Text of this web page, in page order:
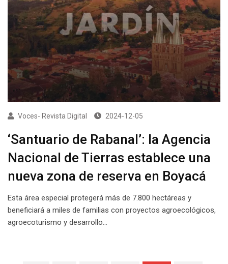
Voces- Revista Digital 2024-12-05
‘Santuario de Rabanal’: la Agencia
Nacional de Tierras establece una
nueva zona de reserva en Boyacá
Esta área especial protegerá más de 7.800 hectáreas y
beneficiará a miles de familias con proyectos agroecológicos,
agroecoturismo y desarrollo…